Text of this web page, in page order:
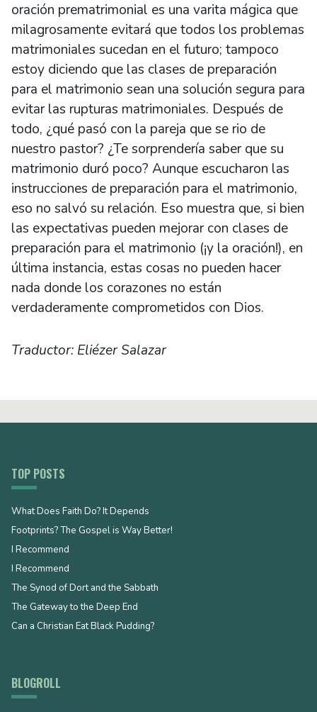
oración prematrimonial es una varita mágica que
milagrosamente evitará que todos los problemas
matrimoniales sucedan en el futuro; tampoco
estoy diciendo que las clases de preparación
para el matrimonio sean una solución segura para
evitar las rupturas matrimoniales. Después de
todo, ¿qué pasó con la pareja que se rio de
nuestro pastor? ¿Te sorprendería saber que su
matrimonio duró poco? Aunque escucharon las
instrucciones de preparación para el matrimonio,
eso no salvó su relación. Eso muestra que, si bien
las expectativas pueden mejorar con clases de
preparación para el matrimonio (¡y la oración!), en
última instancia, estas cosas no pueden hacer
nada donde los corazones no están
verdaderamente comprometidos con Dios.
Traductor: Eliézer Salazar
TOP POSTS
What Does Faith Do? It Depends
Footprints? The Gospel is Way Better!
I Recommend
I Recommend
The Synod of Dort and the Sabbath
The Gateway to the Deep End
Can a Christian Eat Black Pudding?
BLOGROLL